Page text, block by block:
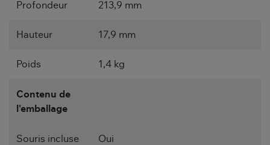
Profondeur 213,9 mm
Hauteur 17,9 mm
Poids 1,4 kg
Contenu de
l'emballage
Souris incluse Oui